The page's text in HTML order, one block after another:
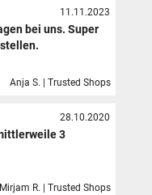
11.11.2023
bei uns. Super
Anja S. | Trusted Shops
28.10.2020
3
Mirjam R. | Trusted Shops